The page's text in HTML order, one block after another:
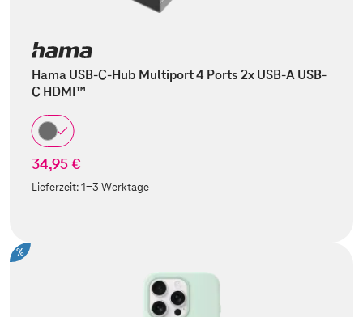
Hama USB-C-Hub Multiport 4 Ports 2x USB-A USB-
C HDMI™
34,95 €
Lieferzeit:1-3 Werktage
%